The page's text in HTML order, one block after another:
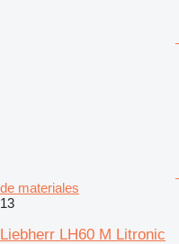
de materiales
13
Liebherr LH60 M Litronic